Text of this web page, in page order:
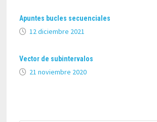
Apuntes bucles secuenciales
12 diciembre 2021
Vector de subintervalos
21 noviembre 2020